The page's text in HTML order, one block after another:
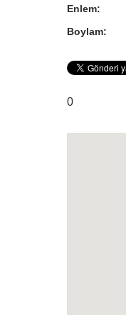
Enlem:
Boylam:
0